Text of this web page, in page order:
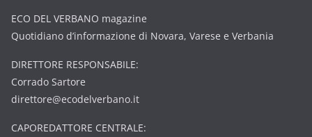
ECO DEL VERBANO magazine
Quotidiano d’informazione di Novara, Varese e Verbania
DIRETTORE RESPONSABILE:
Corrado Sartore
direttore@ecodelverbano.it
CAPOREDATTORE CENTRALE: